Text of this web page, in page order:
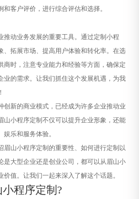
客户评价，进行综合评估和选择。
推动业务发展的重要工具。通过定制小程
、拓展市场、提高用户体验和转化率。在选
商时，注意专业能力和经验等方面，确保定
业的需求。让我们抓住这个发展机遇，为我
创新的商业模式，已经成为许多企业推动业
山小程序定制不仅可以提升企业形象，还能
乐和服务体验。
眉山小程序定制的重要性、如何进行定制以
是大型企业还是创业公司，都可以从眉山小
值。让我们一起来深入了解这个话题。
程序定制?